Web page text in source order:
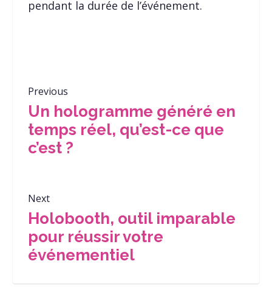
pendant la durée de l’événement.
Previous
Un hologramme généré en
temps réel, qu’est-ce que
c’est ?
Next
Holobooth, outil imparable
pour réussir votre
événementiel